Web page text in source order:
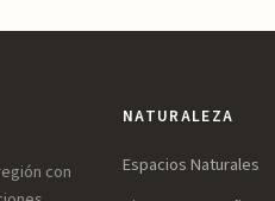
con
NATURALEZA
Espacios Naturales